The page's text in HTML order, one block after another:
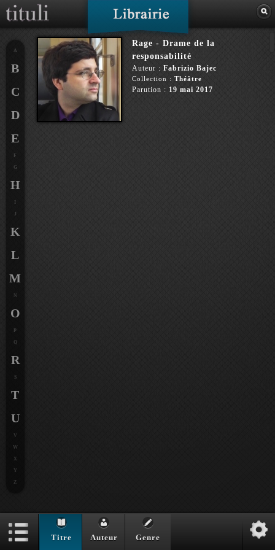
Rage - Drame de la
responsabilité
Auteur : Fabrizio Bajec
Collection : Théâtre
Parution : 19 mai 2017
A
B
C
D
E
F
G
H
J
K
L
M
N
O
P
Q
R
S
T
U
V
W
X
Y
Z
Titre Auteur Genre